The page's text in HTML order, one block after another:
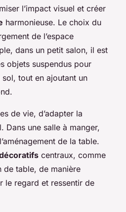
l’impact visuel et créer
harmonieuse. Le choix du
de l’espace
dans un petit salon, il est
objets suspendus pour
sol, tout en ajoutant un
de vie, d’adapter la
Dans une salle à manger,
de la table.
centraux, comme
de table, de manière
le regard et ressentir de